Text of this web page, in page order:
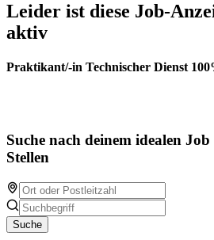
Leider ist diese Job-
aktiv
Praktikant/-in Technischer Dienst
Suche nach deinem idealen
Stellen
Suche